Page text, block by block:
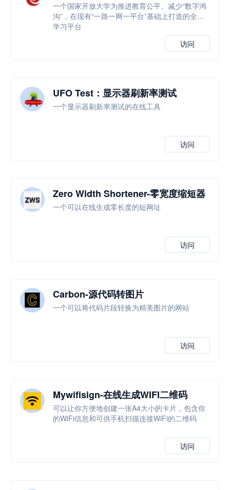
一个国家开放大学为推进教育公平、减少“数字鸿
沟”，在现有“一路一网一平台”基础上打造的全新
学习平台
访问
UFO Test：显示器刷新率测试
一个显示器刷新率测试的在线工具
访问
Zero Width Shortener-零宽度缩短器
一个可以在线生成零长度的短网址
访问
Carbon-源代码转图片
一个可以将代码片段转换为精美图片的网站
访问
Mywifisign-在线生成WIFI二维码
可以让你方便地创建一张A4大小的卡片，包含你
的WiFi信息和可供手机扫描连接WiFi的二维码
访问